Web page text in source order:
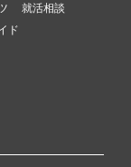
就活相談
ド